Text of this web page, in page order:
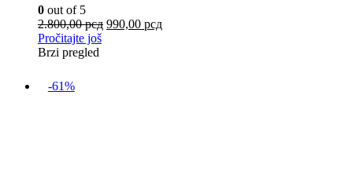
0 out of 5
2.800,00рсд 990,00 рсд
Pročitajte još
Brzi pregled
-61%